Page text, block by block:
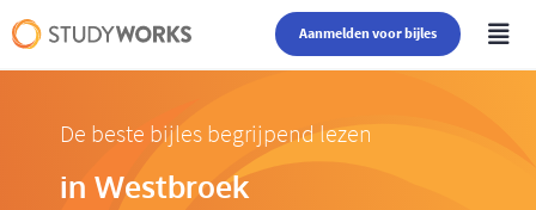
Aanmelden voor bijles
De beste bijles begrijpend lezen
in Westbroek